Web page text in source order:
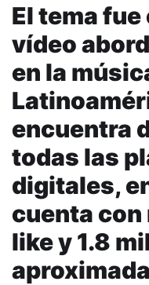
El tema
vídeo
en la
encuentra
todas las
digitales,
cuenta con
like y 1.8